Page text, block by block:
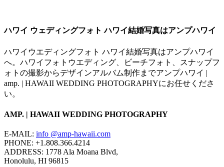
ハワイ ウェディングフォト ハワイ結婚写真はアンプハワイ
ハワイウエディングフォト ハワイ結婚写真はアンプハワイ
へ。ハワイフォトウエディング、ビーチフォト、スナップフ
ォトの撮影からデザインアルバム制作までアンプハワイ |
amp. | HAWAII WEDDING PHOTOGRAPHYにお任せくださ
い。
AMP. | HAWAII WEDDING PHOTOGRAPHY
E-MAIL: info @amp-hawaii.com
PHONE: +1.808.366.4214
ADDRESS: 1778 Ala Moana Blvd,
Honolulu, HI 96815